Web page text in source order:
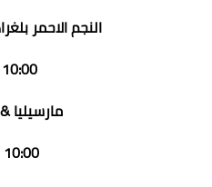
النجم الاحمر
10:00 pm
مارسيليا
10:00 pm